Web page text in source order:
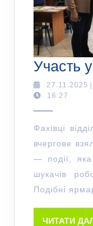
Участь
27.11.2025 |
16:27
Фахівці
вчергове
— події,
шукачів
Подібні
ЧИТАТИ